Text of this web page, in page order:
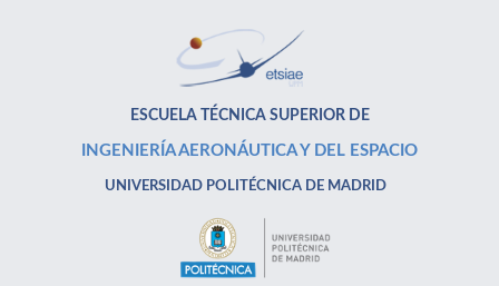
ESCUELA TÉCNICA SUPERIOR DE
INGENIERÍA AERONÁUTICA Y DEL ESPACIO
UNIVERSIDAD POLITÉCNICA DE MADRID